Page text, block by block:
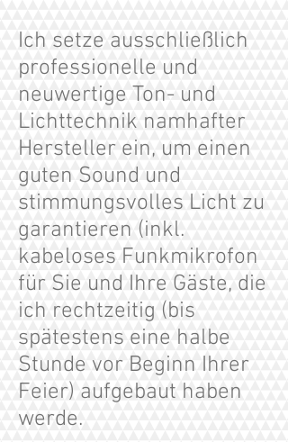
Ich setze ausschließlich
professionelle und
neuwertige Ton- und
Lichttechnik namhafter
Hersteller ein, um einen
guten Sound und
stimmungsvolles Licht zu
garantieren (inkl.
kabeloses Funkmikrofon
für Sie und Ihre Gäste, die
ich rechtzeitig (bis
spätestens eine halbe
Stunde vor Beginn Ihrer
Feier) aufgebaut haben
werde.